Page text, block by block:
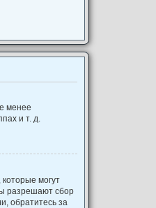
менее
и т. д.
могут
разрешают сбор
обратитесь за